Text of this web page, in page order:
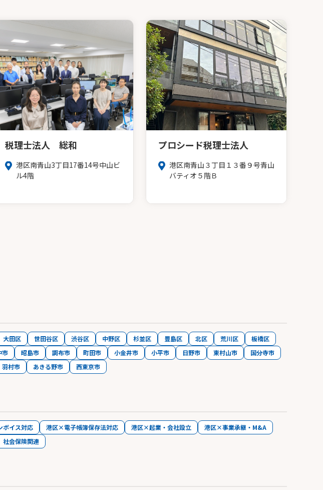
税理士法人 総和
港区南青山3丁目17番14号中山ビ
ル4階
プロシード税理士法人
港区南青山３丁目１３番９号青山
バティオ５階Ｂ
大田区 世田谷区 渋谷区 中野区 杉並区 豊島区 北区 荒川区
板橋区
市 昭島市 調布市 町田市 小金井市 小平市 日野市 東村山市
国分寺市
羽村市 あきる野市 西東京市
イス対応 港区×電子帳簿保存法対応 港区×起業・会社設立
港区×事業承継・M&A
会保険関連